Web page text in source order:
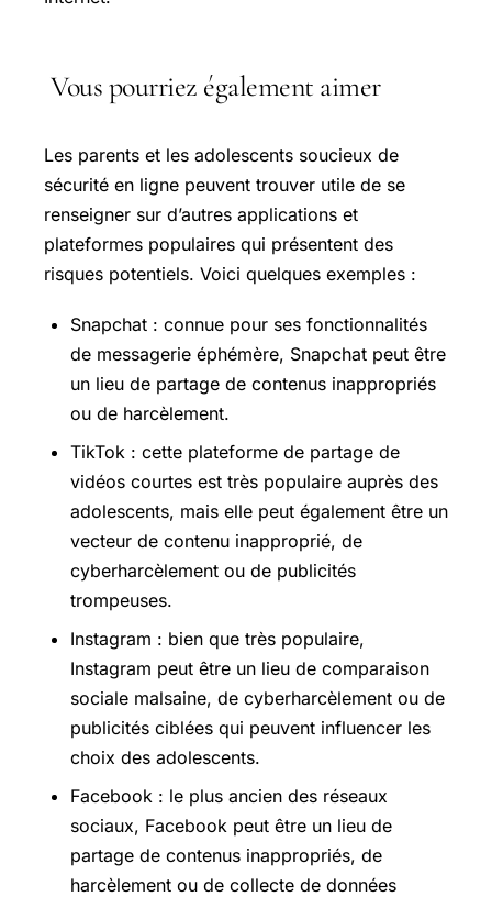
Vous pourriez également aimer
Les parents et les adolescents soucieux de
sécurité en ligne peuvent trouver utile de se
renseigner sur d’autres applications et
plateformes populaires qui présentent des
risques potentiels. Voici quelques exemples :
Snapchat : connue pour ses fonctionnalités
de messagerie éphémère, Snapchat peut être
un lieu de partage de contenus inappropriés
ou de harcèlement.
TikTok : cette plateforme de partage de
vidéos courtes est très populaire auprès des
adolescents, mais elle peut également être un
vecteur de contenu inapproprié, de
cyberharcèlement ou de publicités
trompeuses.
Instagram : bien que très populaire,
Instagram peut être un lieu de comparaison
sociale malsaine, de cyberharcèlement ou de
publicités ciblées qui peuvent influencer les
choix des adolescents.
Facebook : le plus ancien des réseaux
sociaux, Facebook peut être un lieu de
partage de contenus inappropriés, de
harcèlement ou de collecte de données